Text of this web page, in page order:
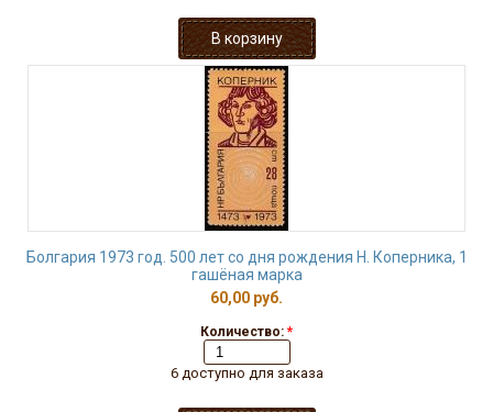
Болгария 1973 год. 500 лет со дня рождения Н. Коперника, 1
гашёная марка
60,00 руб.
Количество: *
6 доступно для заказа